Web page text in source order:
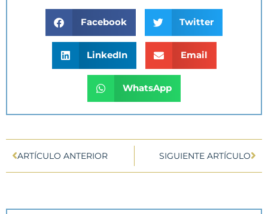
Facebook Twitter
LinkedIn Email
WhatsApp
ARTÍCULO ANTERIOR SIGUIENTE ARTÍCULO